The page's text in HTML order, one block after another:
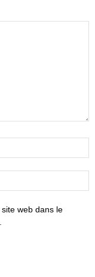
web dans le